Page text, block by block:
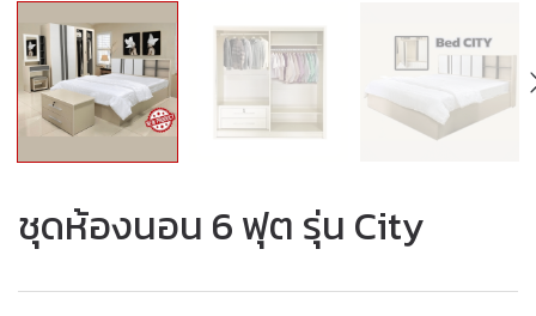
ชุดห้องนอน 6 ฟุต รุ่น City